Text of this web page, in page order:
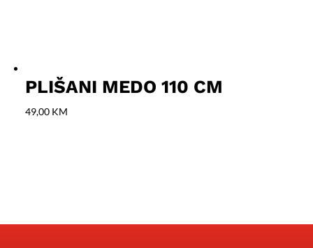
PLIŠANI MEDO 110 CM
49,00 KM